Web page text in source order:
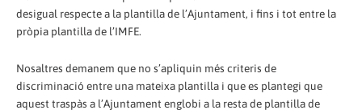
desigual respecte a la plantilla de l’Ajuntament, i fins i tot entre la
pròpia plantilla de l’IMFE.
Nosaltres demanem que no s’apliquin més criteris de
discriminació entre una mateixa plantilla i que es plantegi que
aquest traspàs a l’Ajuntament englobi a la resta de plantilla de